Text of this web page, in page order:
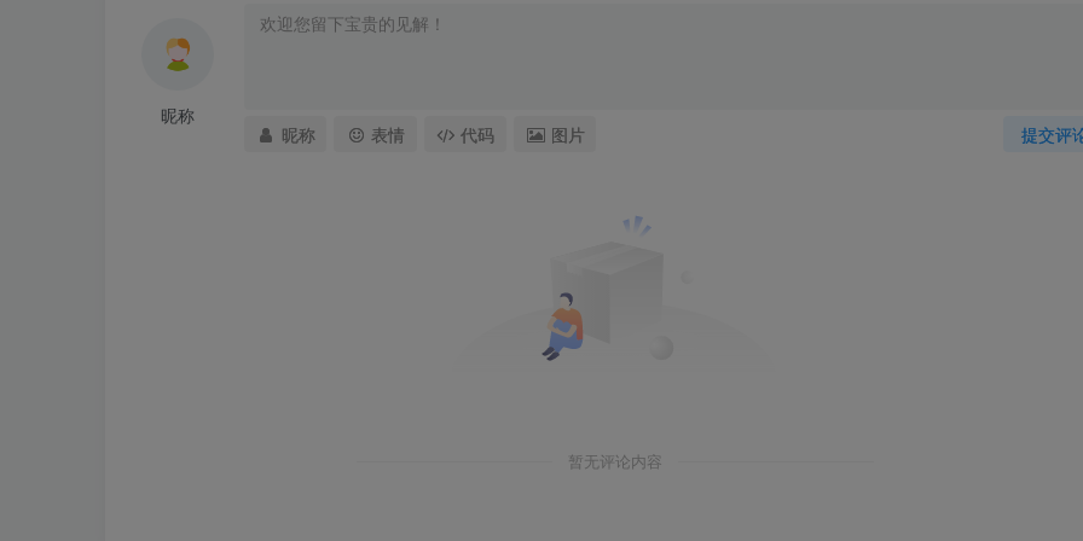
昵称
提交评
昵称 表情 代码 图片
暂无评论内容